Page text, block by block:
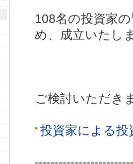
108名の投資家
め、成立いたし
ご検討いただき
投資家による